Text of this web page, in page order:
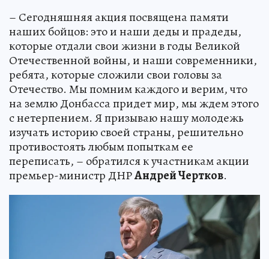
– Сегодняшняя акция посвящена памяти
наших бойцов: это и наши деды и прадеды,
которые отдали свои жизни в годы Великой
Отечественной войны, и наши современники,
ребята, которые сложили свои головы за
Отечество. Мы помним каждого и верим, что
на землю Донбасса придет мир, мы ждем этого
с нетерпением. Я призываю нашу молодежь
изучать историю своей страны, решительно
противостоять любым попыткам ее
переписать, – обратился к участникам акции
премьер-министр ДНРАндрей Чертков.